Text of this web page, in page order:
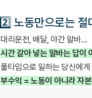
2️⃣ 노동만으로는 절
대리운전, 배달, 야간 알바…
시간 갈아 넣는 알바는 답이
풀타임으로 일하는 당신에게
부수익 = 노동이 아니라 자